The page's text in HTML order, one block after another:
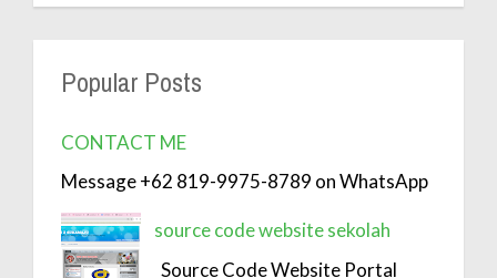
Popular Posts
CONTACT ME
Message +62 819-9975-8789 on WhatsApp
source code website sekolah
Source Code Website Portal